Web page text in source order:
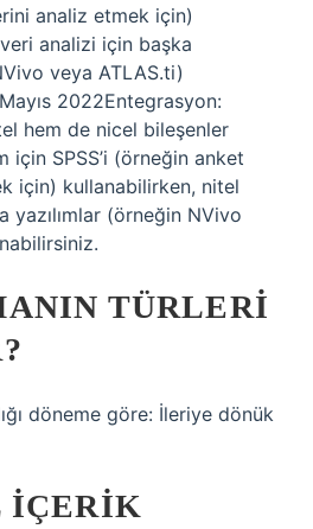
analiz etmek için)
analizi için başka
veya ATLAS.ti)
2022Entegrasyon:
hem de nicel bileşenler
için SPSS’i (örneğin anket
için) kullanabilirken, nitel
yazılımlar (örneğin NVivo
TÜRLERI
döneme göre: İleriye dönük
IÇERIK